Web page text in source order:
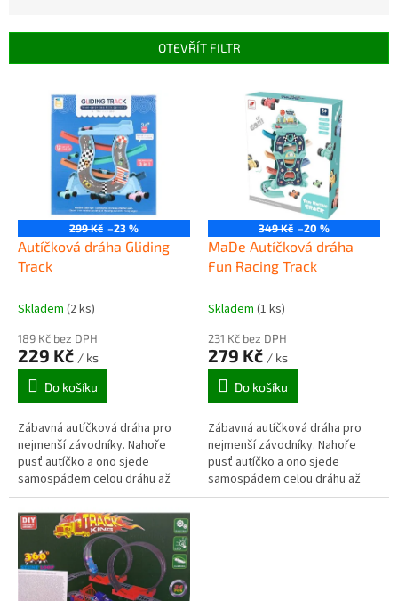
r
OTEVŘÍT FILTR
299 Kč –23 %
Autíčková dráha Gliding
Track
Skladem (2 ks)
189 Kč bez DPH
229 Kč / ks
Do košíku
Zábavná autíčková dráha pro
nejmenší závodníky. Nahoře
pusť autíčko a ono sjede
samospádem celou dráhu až
dolů. K dráze patří 4 autíčka
různých barev. Dítě si užije
spoustu...
349 Kč –20 %
MaDe Autíčková dráha
Fun Racing Track
Skladem (1 ks)
231 Kč bez DPH
279 Kč / ks
Do košíku
Zábavná autíčková dráha pro
nejmenší závodníky. Nahoře
pusť autíčko a ono sjede
samospádem celou dráhu až
dolů. K dráze patří 8 autíček